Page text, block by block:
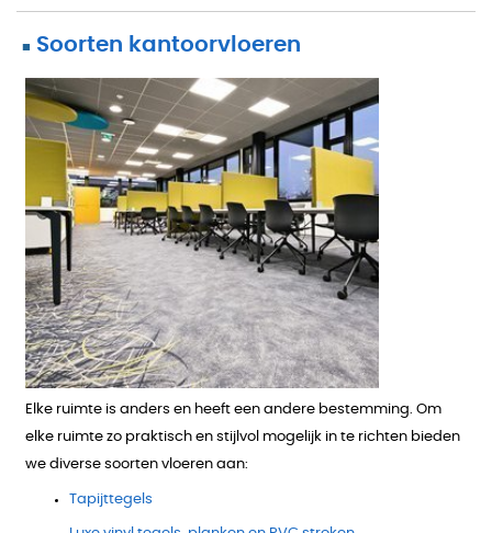
■ Soorten kantoorvloeren
Elke ruimte is anders en heeft een andere bestemming. Om
elke ruimte zo praktisch en stijlvol mogelijk in te richten bieden
we diverse soorten vloeren aan:
Tapijttegels